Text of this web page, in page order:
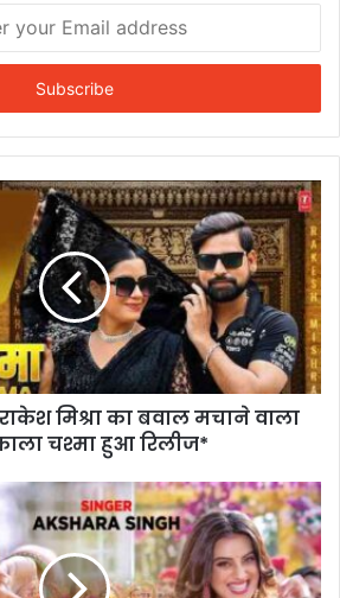
मिश्रा का बवाल मचाने वाला
चश्मा हुआ रिलीज*